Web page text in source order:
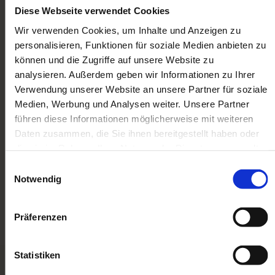
Diese Webseite verwendet Cookies
Wir verwenden Cookies, um Inhalte und Anzeigen zu
personalisieren, Funktionen für soziale Medien anbieten zu
können und die Zugriffe auf unsere Website zu
analysieren. Außerdem geben wir Informationen zu Ihrer
Verwendung unserer Website an unsere Partner für soziale
Medien, Werbung und Analysen weiter. Unsere Partner
führen diese Informationen möglicherweise mit weiteren
Daten zusammen, die Sie ihnen bereitgestellt haben oder
Sie unsere Webseite weiterhin nutzen.
Notwendig
Präferenzen
Statistiken
Sammler und Liebhaber. Aber auch für Erben
Modelleisenbahn-Verkauf der richtige
Ansprechpartner.
Dabei ist es nicht relevant, ob diese aus einem
Nachlass, einer Geschäftsauflösung oder aus
privatem Besitz stammen. Wir kaufen
regelmäßig Modellbahnen und Zubehör zum
guten Preis. Wenn Sie eine Modellbahn
kontaktieren Sie uns gern!